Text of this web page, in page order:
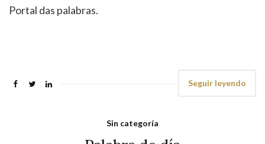
Portal das palabras.
Seguir leyendo
Sin categoría